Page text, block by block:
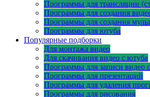
Программы для трансляции
Программы для создания
Программы для создания
Программы для ютуба
Популярные подборки
Для монтажа видео
Для скачивания видео с ютуба
Программы для записи видео
Программы для презентаций
Программы для удаления
Программы для рисования